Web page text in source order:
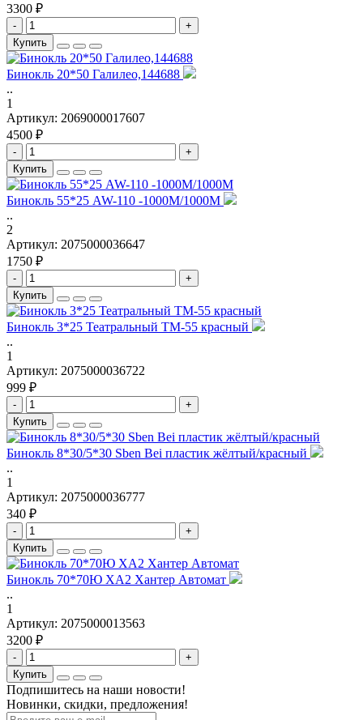
3300 ₽
-
+
Купить
Бинокль 20*50 Галилео,144688
..
1
Артикул: 2069000017607
4500 ₽
-
+
Купить
Бинокль 55*25 AW-110 -1000M/1000M
..
2
Артикул: 2075000036647
1750 ₽
-
+
Купить
Бинокль 3*25 Театральный TM-55 красный
..
1
Артикул: 2075000036722
999 ₽
-
+
Купить
Бинокль 8*30/5*30 Sben Bei пластик жёлтый/красный
..
1
Артикул: 2075000036777
340 ₽
-
+
Купить
Бинокль 70*70Ю ХА2 Хантер Автомат
..
1
Артикул: 2075000013563
3200 ₽
-
+
Купить
Подпишитесь на наши новости!
Новинки, скидки, предложения!